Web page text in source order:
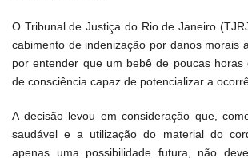
O Tribunal de Justiça do Rio de Janeiro
cabimento de indenização por danos morais
por entender que um bebê de poucas horas
de consciência capaz de potencializar a
A decisão levou em consideração que,
saudável e a utilização do material do
apenas uma possibilidade futura, não